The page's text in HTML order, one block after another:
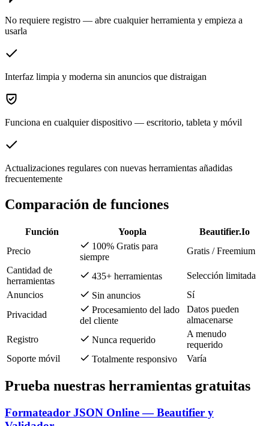
No requiere registro — abre cualquier herramienta y empieza a
usarla
Interfaz limpia y moderna sin anuncios que distraigan
Funciona en cualquier dispositivo — escritorio, tableta y móvil
Actualizaciones regulares con nuevas herramientas añadidas
frecuentemente
Comparación de funciones
Función Yoopla
Beautifier.Io
Precio
100% Gratis para
siempre
Gratis / Freemium
Cantidad de
herramientas
435+ herramientas
Selección limitada
Anuncios
Sin anuncios
Sí
Privacidad
Procesamiento del lado
del cliente
Datos pueden
almacenarse
Registro
Nunca requerido
A menudo
requerido
Soporte móvil
Totalmente responsivo Varía
Prueba nuestras herramientas gratuitas
Formateador JSON Online — Beautifier y